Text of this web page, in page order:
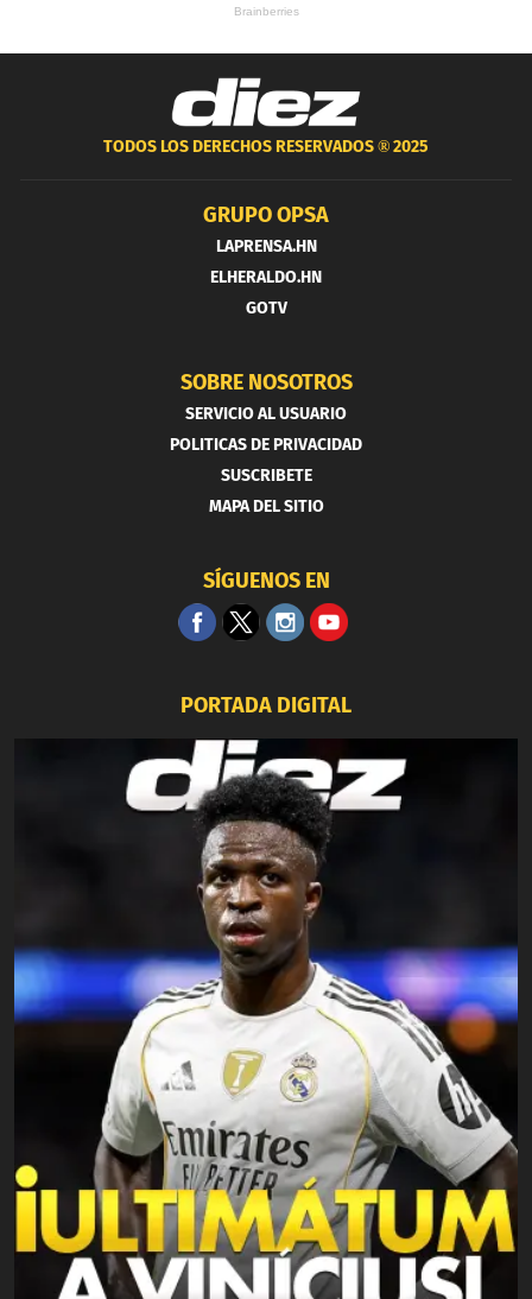
TODOS LOS DERECHOS RESERVADOS ®2025
GRUPO OPSA
LAPRENSA.HN
ELHERALDO.HN
GOTV
SOBRE NOSOTROS
SERVICIO AL USUARIO
POLITICAS DE PRIVACIDAD
SUSCRIBETE
MAPA DEL SITIO
SÍGUENOS EN
PORTADA DIGITAL